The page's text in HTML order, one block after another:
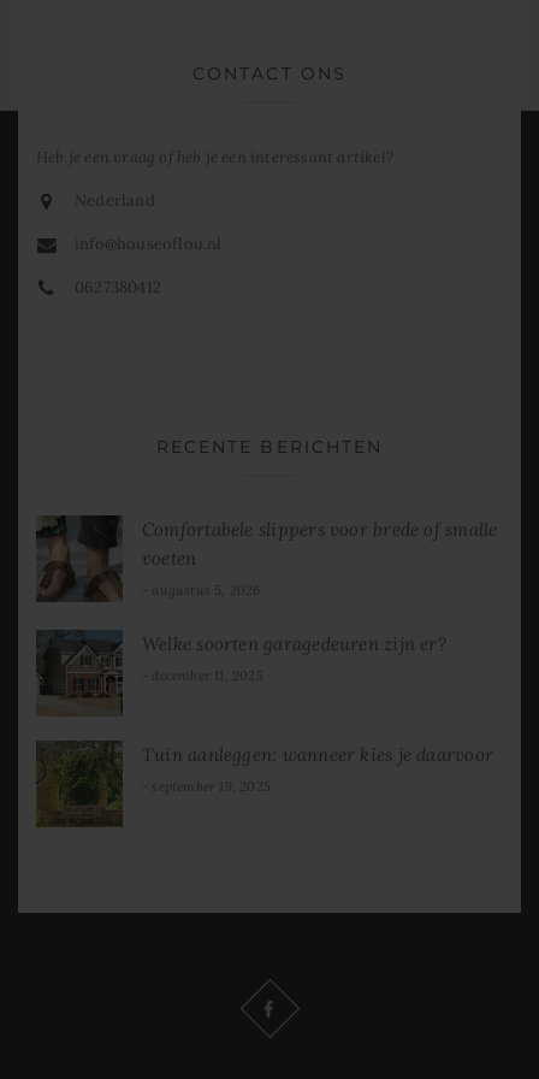
CONTACT ONS
Heb je een vraag of heb je een interessant artikel?
Nederland
info@houseoflou.nl
0627380412
RECENTE BERICHTEN
Comfortabele slippers voor brede of smalle
voeten
augustus 5, 2026
Welke soorten garagedeuren zijn er?
december 11, 2025
Tuin aanleggen: wanneer kies je daarvoor
september 19, 2025